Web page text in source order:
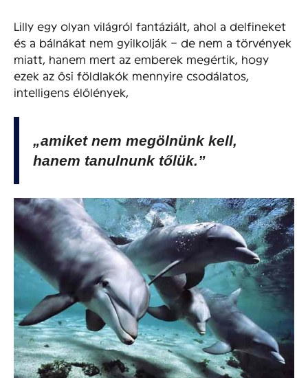
Lilly egy olyan világról fantáziált, ahol a delfineket
és a bálnákat nem gyilkolják – de nem a törvények
miatt, hanem mert az emberek megértik, hogy
ezek az ősi földlakók mennyire csodálatos,
intelligens élőlények,
„amiket nem megölnünk kell,
hanem tanulnunk tőlük.”